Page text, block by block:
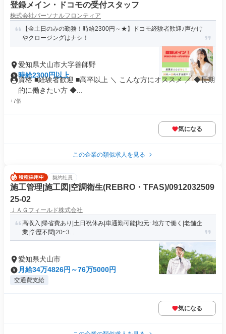
登録メイン・ドコモの受付スタッフ
株式会社パーソナルフロンティア
【金土日のみの勤務！時給2300円～★】ドコモ経験者歓迎♪声かけ
やクロージングはナシ！
愛知県犬山市大字善師野
時給2300円以上
資格 ■経験者歓迎 ■高卒以上 ＼ こんな方にオススメ ／ ◆長期
的に働きたい方 ◆...
+7個
気になる
この企業の類似求人を見る
契約社員
施工管理|施工図|空調衛生(REBRO・TFAS)/0912032509
25-02
ＪＡＧフィールド株式会社
高収入|帰省費あり|土日祝休み|車通勤可能|地元･地方で働く|老舗企
業|学歴不問|20~3...
愛知県犬山市
月給34万4826円～76万5000円
交通費支給
気になる